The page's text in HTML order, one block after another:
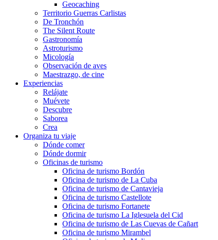
Geocaching
Territorio Guerras Carlistas
De Tronchón
The Silent Route
Gastronomía
Astroturismo
Micología
Observación de aves
Maestrazgo, de cine
Experiencias
Relájate
Muévete
Descubre
Saborea
Crea
Organiza tu viaje
Dónde comer
Dónde dormir
Oficinas de turismo
Oficina de turismo Bordón
Oficina de turismo de La Cuba
Oficina de turismo de Cantavieja
Oficina de turismo Castellote
Oficina de turismo Fortanete
Oficina de turismo La Iglesuela del Cid
Oficina de turismo de Las Cuevas de Cañart
Oficina de turismo Mirambel